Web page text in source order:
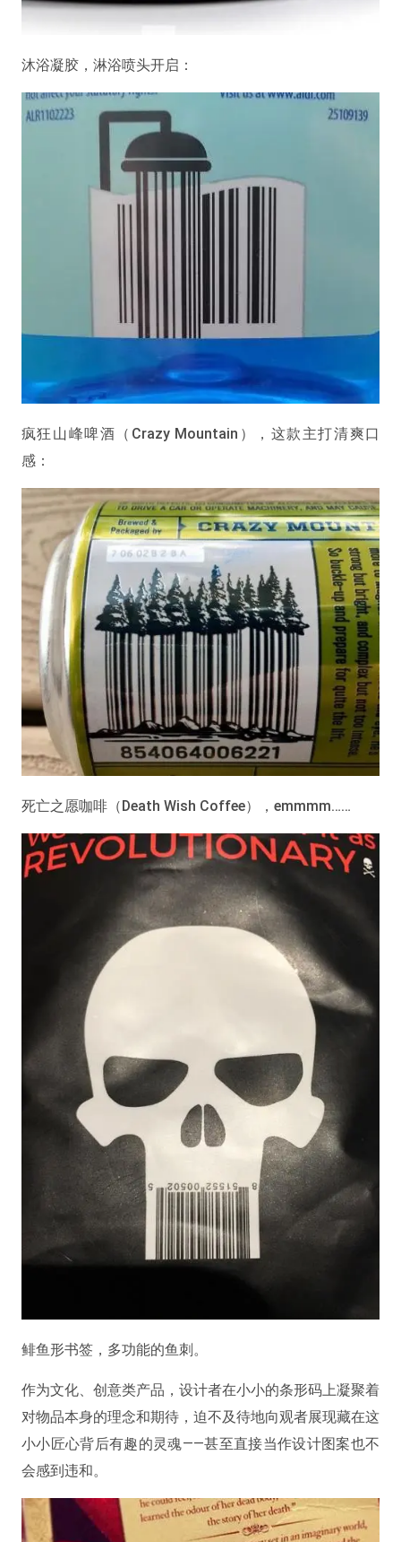
沐浴凝胶，淋浴喷头开启：
疯狂山峰啤酒（Crazy Mountain），这款主打清爽口
感：
死亡之愿咖啡（Death Wish Coffee），emmmm……
鲱鱼形书签，多功能的鱼刺。
作为文化、创意类产品，设计者在小小的条形码上凝聚着
对物品本身的理念和期待，迫不及待地向观者展现藏在这
小小匠心背后有趣的灵魂——甚至直接当作设计图案也不
会感到违和。